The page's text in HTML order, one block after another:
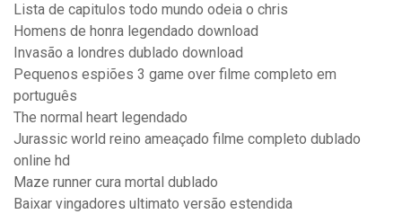
Lista de capitulos todo mundo odeia o chris
Homens de honra legendado download
Invasão a londres dublado download
Pequenos espiões 3 game over filme completo em
português
The normal heart legendado
Jurassic world reino ameaçado filme completo dublado
online hd
Maze runner cura mortal dublado
Baixar vingadores ultimato versão estendida